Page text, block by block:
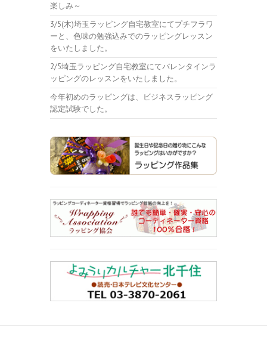
楽しみ～
3/5(木)埼玉ラッピング自宅教室にてプチフラワ
ーと、色味の勉強込みでのラッピングレッスン
をいたしました。
2/5埼玉ラッピング自宅教室にてバレンタインラ
ッピングのレッスンをいたしました。
今年初めのラッピングは、ビジネスラッピング
認定試験でした。